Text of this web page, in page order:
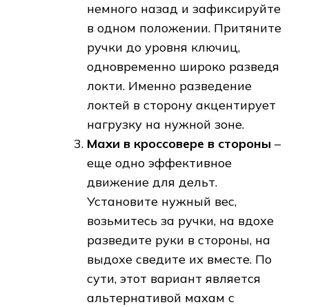
немного назад и зафиксируйте
в одном положении. Притяните
ручки до уровня ключиц,
одновременно широко разведя
локти. Именно разведение
локтей в сторону акцентирует
нагрузку на нужной зоне.
Махи в кроссовере в стороны –
еще одно эффективное
движение для дельт.
Установите нужный вес,
возьмитесь за ручки, на вдохе
разведите руки в стороны, на
выдохе сведите их вместе. По
сути, этот вариант является
альтернативой махам с